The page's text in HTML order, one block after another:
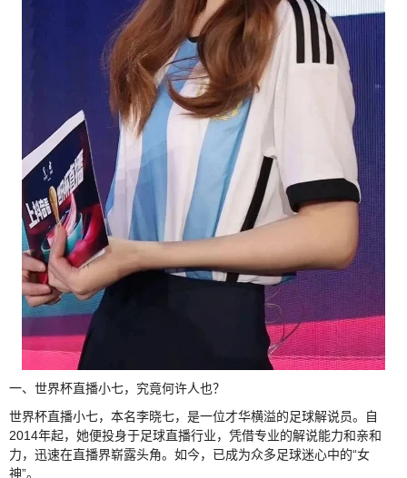
一、世界杯直播小七，究竟何许人也？
世界杯直播小七，本名李晓七，是一位才华横溢的足球解说员。自
2014年起，她便投身于足球直播行业，凭借专业的解说能力和亲和
力，迅速在直播界崭露头角。如今，已成为众多足球迷心中的“女
神”。